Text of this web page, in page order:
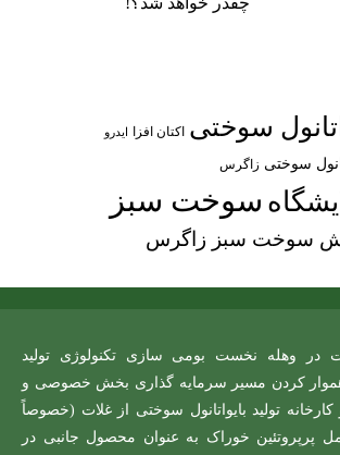
اتانول سوختی اکتان افزا ایدرو
سوختی زاگرس
سوخت سبز
سوخت سبز زاگرس
در وهله نخست بومی سازی تکنولوژی تولید
هموار کردن مسیر سرمایه گذاری بخش خصوصی و
کارخانه تولید بایواتانول سوختی از غلات (خصوصاً
پرپروتئین خوراک به عنوان محصول جانبی در